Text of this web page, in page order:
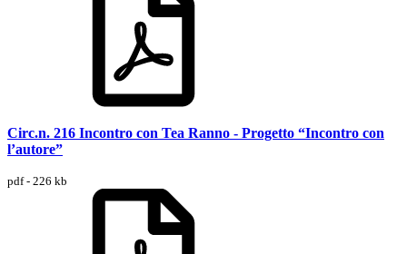
Circ.n. 216 Incontro con Tea Ranno - Progetto “Incontro con
l’autore”
pdf - 226 kb